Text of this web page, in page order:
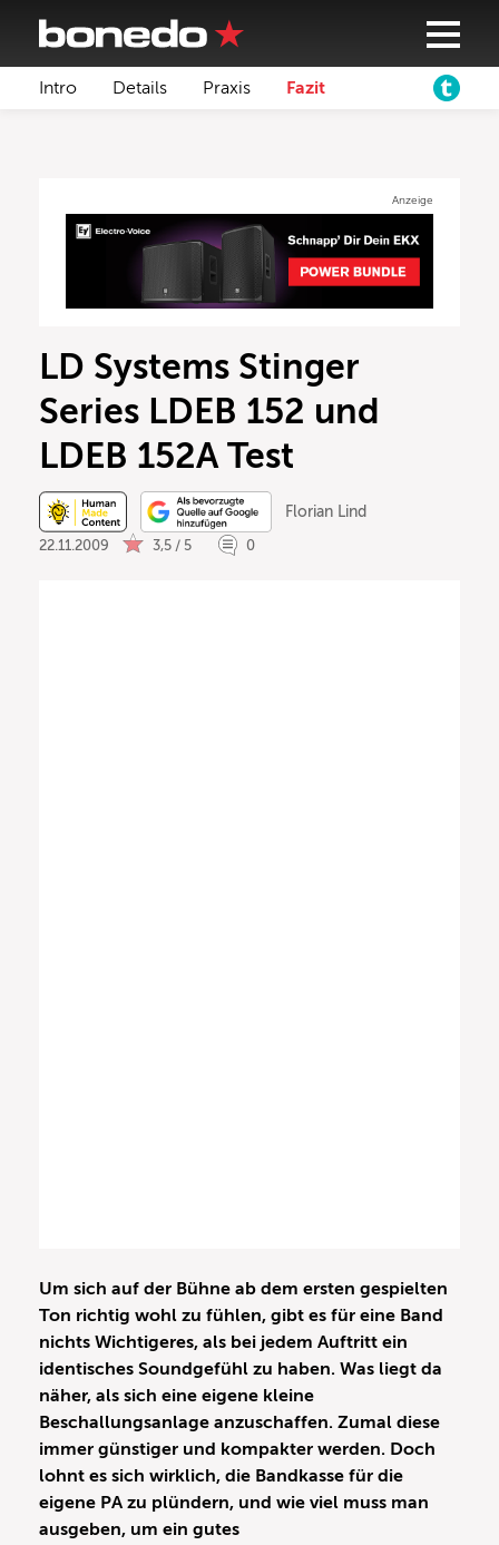
Intro Details Praxis Fazit
Anzeige
LD Systems Stinger
Series LDEB 152 und
LDEB 152A Test
Florian Lind
22.11.2009 3,5 / 5 0
Um sich auf der Bühne ab dem ersten gespielten
Ton richtig wohl zu fühlen, gibt es für eine Band
nichts Wichtigeres, als bei jedem Auftritt ein
identisches Soundgefühl zu haben. Was liegt da
näher, als sich eine eigene kleine
Beschallungsanlage anzuschaffen. Zumal diese
immer günstiger und kompakter werden. Doch
lohnt es sich wirklich, die Bandkasse für die
eigene PA zu plündern, und wie viel muss man
ausgeben, um ein gutes